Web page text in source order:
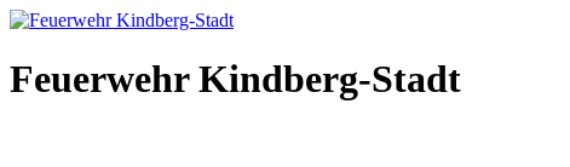
Feuerwehr Kindberg-Stadt